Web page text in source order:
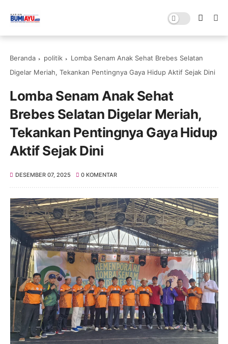
Beranda politik
Lomba Senam Anak Sehat Brebes Selatan
Digelar Meriah, Tekankan Pentingnya Gaya Hidup Aktif Sejak Dini
Lomba Senam Anak Sehat
Brebes Selatan Digelar Meriah,
Tekankan Pentingnya Gaya Hidup
Aktif Sejak Dini
DESEMBER 07, 2025 0 KOMENTAR